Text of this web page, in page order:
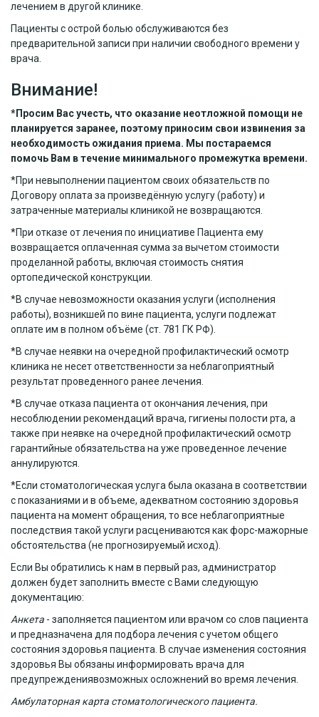
лечением в другой клинике.
Пациенты с острой болью обслуживаются без
предварительной записи при наличии свободного времени у
врача.
Внимание!
*Просим Вас учесть, что оказание неотложной помощи не
планируется заранее, поэтому приносим свои извинения за
необходимость ожидания приема. Мы постараемся
помочь Вам в течение минимального промежутка времени.
*При невыполнении пациентом своих обязательств по
Договору оплата за произведённую услугу (работу) и
затраченные материалы клиникой не возвращаются.
*При отказе от лечения по инициативе Пациента ему
возвращается оплаченная сумма за вычетом стоимости
проделанной работы, включая стоимость снятия
ортопедической конструкции.
*В случае невозможности оказания услуги (исполнения
работы), возникшей по вине пациента, услуги подлежат
оплате им в полном объёме (ст. 781 ГК РФ).
*В случае неявки на очередной профилактический осмотр
клиника не несет ответственности за неблагоприятный
результат проведенного ранее лечения.
*В случае отказа пациента от окончания лечения, при
несоблюдении рекомендаций врача, гигиены полости рта, а
также при неявке на очередной профилактический осмотр
гарантийные обязательства на уже проведенное лечение
аннулируются.
*Если стоматологическая услуга была оказана в соответствии
с показаниями и в объеме, адекватном состоянию здоровья
пациента на момент обращения, то все неблагоприятные
последствия такой услуги расцениваются как форс-мажорные
обстоятельства (не прогнозируемый исход).
Если Вы обратились к нам в первый раз, администратор
должен будет заполнить вместе с Вами следующую
документацию:
Анкета - заполняется пациентом или врачом со слов пациента
и предназначена для подбора лечения с учетом общего
состояния здоровья пациента. В случае изменения состояния
здоровья Вы обязаны информировать врача для
предупреждениявозможных осложнений во время лечения.
Амбулаторная карта стоматологического пациента.